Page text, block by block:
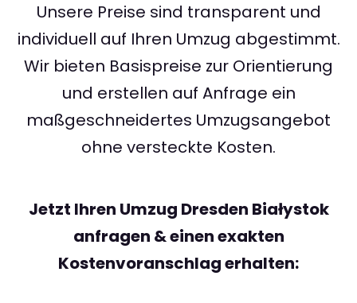
Unsere Preise sind transparent und
individuell auf Ihren Umzug abgestimmt.
Wir bieten Basispreise zur Orientierung
und erstellen auf Anfrage ein
maßgeschneidertes Umzugsangebot
ohne versteckte Kosten.
Jetzt Ihren Umzug Dresden Białystok
anfragen & einen exakten
Kostenvoranschlag erhalten: